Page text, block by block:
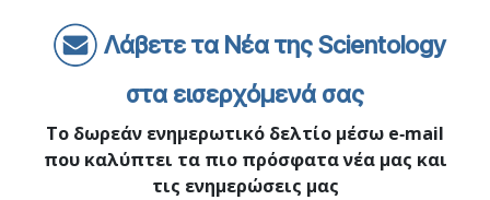
Λάβετε τα Νέα της Scientology
στα εισερχόμενά σας
Το δωρεάν ενημερωτικό δελτίο μέσω e‑mail
που καλύπτει τα πιο πρόσφατα νέα μας και
τις ενημερώσεις μας